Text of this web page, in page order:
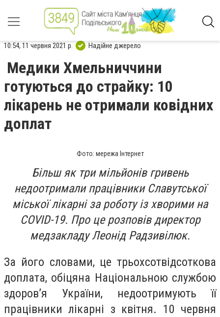
10:54, 11 червня 2021 р. Надійне джерело
Медики Хмельниччини
готуються до страйку: 10
лікарень не отримали ковідних
доплат
Фото: мережа Інтернет
Більш як три мільйонів гривень
недоотримали працівники Славутської
міської лікарні за роботу із хворими на
COVID-19. Про це розповів директор
медзакладу Леонід Радзивілюк.
За його словами, це трьохсотвідсоткова
доплата, обіцяна Національною службою
здоров’я України, недоотримують її
працівники лікарні з квітня. 10 червня